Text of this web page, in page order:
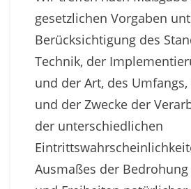
gesetzlichen Vorgaben
Berücksichtigung des
Technik, der
und der Art, des
und der Zwecke der
der unterschiedlichen
Ausmaßes der